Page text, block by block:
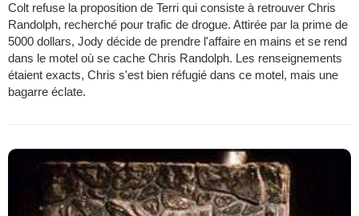
Colt refuse la proposition de Terri qui consiste à retrouver Chris
Randolph, recherché pour trafic de drogue. Attirée par la prime de
5000 dollars, Jody décide de prendre l'affaire en mains et se rend
dans le motel où se cache Chris Randolph. Les renseignements
étaient exacts, Chris s'est bien réfugié dans ce motel, mais une
bagarre éclate.